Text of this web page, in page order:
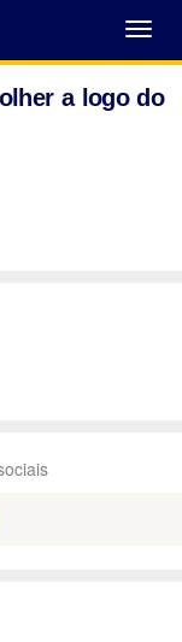
Abrir
Menu
a logo do